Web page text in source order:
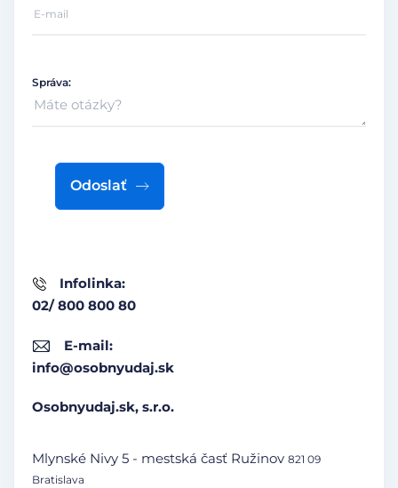
Infolinka:
02/ 800 800 80
E-mail:
info@osobnyudaj.sk
Osobnyudaj.sk, s.r.o.
Mlynské Nivy 5 - mestská časť Ružinov 821 09
Bratislava
Správa:
Odoslať